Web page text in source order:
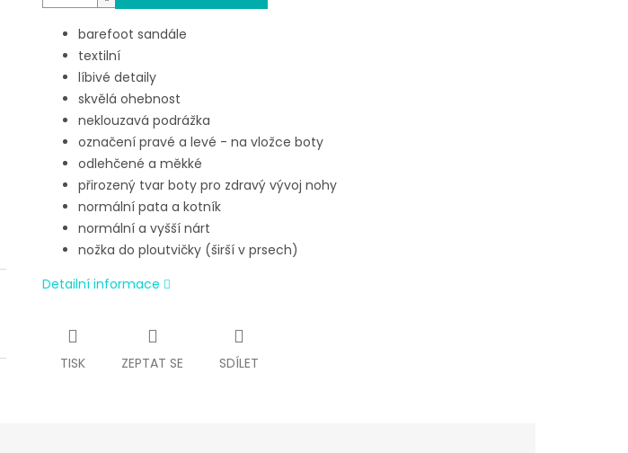
barefoot sandále
textilní
líbivé detaily
skvělá ohebnost
neklouzavá podrážka
označení pravé a levé - na vložce boty
odlehčené a měkké
přirozený tvar boty pro zdravý vývoj nohy
normální pata a kotník
normální a vyšší nárt
nožka do ploutvičky (širší v prsech)
Detailní informace
TISK ZEPTAT SE SDÍLET